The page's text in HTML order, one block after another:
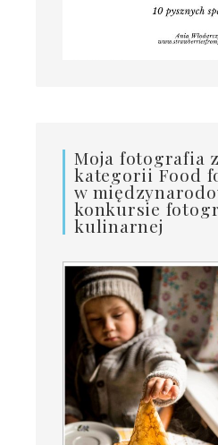
Moja fotografia
kategorii Food
w
konkursie
kulinarnej